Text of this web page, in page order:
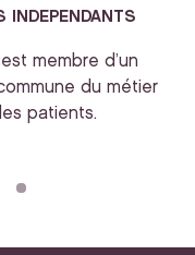
INDEPENDANTS
membre d’un
du métier
patients.